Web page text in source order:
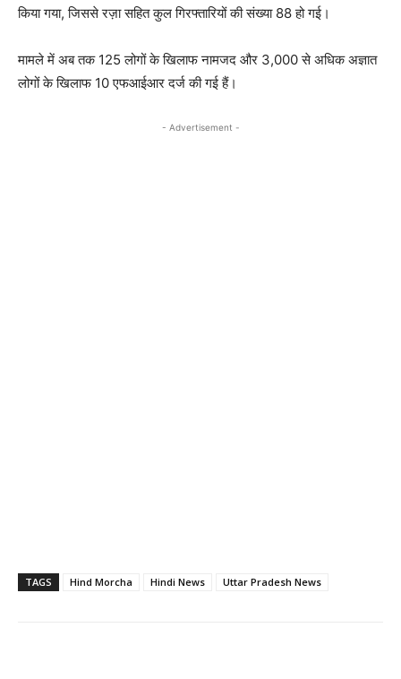
किया गया, जिससे रज़ा सहित कुल गिरफ्तारियों की संख्या 88 हो गई।
मामले में अब तक 125 लोगों के खिलाफ नामजद और 3,000 से अधिक अज्ञात
लोगों के खिलाफ 10 एफआईआर दर्ज की गई हैं।
- Advertisement -
TAGS Hind Morcha Hindi News Uttar Pradesh News